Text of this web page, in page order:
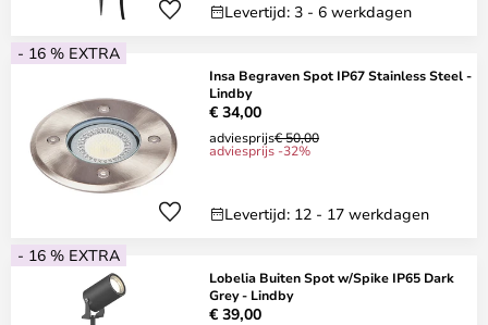
Levertijd: 3 - 6 werkdagen
- 16 % EXTRA
Insa Begraven Spot IP67 Stainless Steel -
Lindby
€ 34,00
adviesprijs€ 50,00
adviesprijs -32%
Levertijd: 12 - 17 werkdagen
- 16 % EXTRA
Lobelia Buiten Spot w/Spike IP65 Dark
Grey - Lindby
€ 39,00